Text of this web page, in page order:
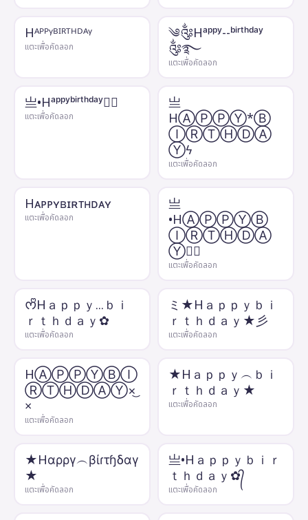
Hᴬᴾᴾᵞᴮᴵᴿᵀᴴᴰᴬᵞ
แตะเพื่อคัดลอก
༄༂Hᵃᵖᵖʸ--ᵇⁱʳᵗʰᵈᵃʸ
༂࿐
แตะเพื่อคัดลอก
亗•Hᵃᵖᵖʸᵇⁱʳᵗʰᵈᵃʸ✿᭄
แตะเพื่อคัดลอก
亗
HⒶⓅⓅⓎ*Ⓑ
ⒾⓇⓉⒽⒹⒶ
Ⓨϟ
แตะเพื่อคัดลอก
Hᴀᴘᴘʏʙɪʀᴛʜᴅᴀʏ
แตะเพื่อคัดลอก
亗
•HⒶⓅⓅⓎⒷ
ⒾⓇⓉⒽⒹⒶ
Ⓨ✿᭄
แตะเพื่อคัดลอก
ᰔᩚHａｐｐｙ...ｂｉ
ｒｔｈｄａｙ✿
แตะเพื่อคัดลอก
ミ★Hａｐｐｙｂｉ
ｒｔｈｄａｙ★彡
แตะเพื่อคัดลอก
HⒶⓅⓅⓎⒷⒾ
ⓇⓉⒽⒹⒶⓎ×͜
×
แตะเพื่อคัดลอก
★Hａｐｐｙ︵ｂｉ
ｒｔｈｄａｙ★
แตะเพื่อคัดลอก
★Hαρργ︵βίɾτɧδαγ
★
แตะเพื่อคัดลอก
亗•Hａｐｐｙｂｉｒ
ｔｈｄａｙ✿᭄
แตะเพื่อคัดลอก